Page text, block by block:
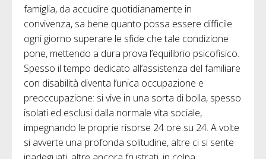
famiglia, da accudire quotidianamente in
convivenza, sa bene quanto possa essere difficile
ogni giorno superare le sfide che tale condizione
pone, mettendo a dura prova l’equilibrio psicofisico.
Spesso il tempo dedicato all’assistenza del familiare
con disabilità diventa l’unica occupazione e
preoccupazione: si vive in una sorta di bolla, spesso
isolati ed esclusi dalla normale vita sociale,
impegnando le proprie risorse 24 ore su 24. A volte
si avverte una profonda solitudine, altre ci si sente